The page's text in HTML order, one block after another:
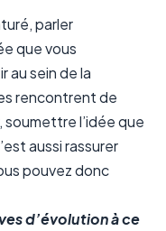
parler
que vous
au sein de la
rencontrent de
l’idée que
aussi rassurer
pouvez donc
d’évolution à ce